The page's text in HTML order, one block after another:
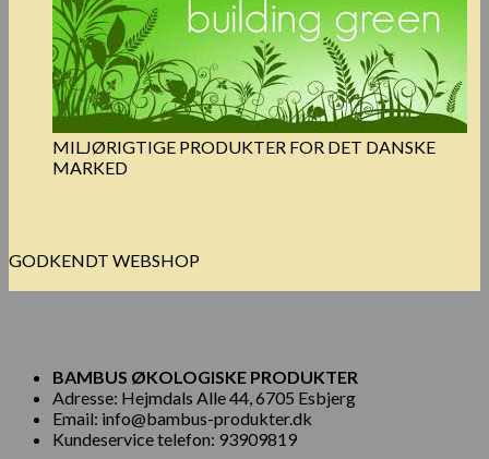
MILJØRIGTIGE PRODUKTER FOR DET DANSKE
MARKED
GODKENDT WEBSHOP
BAMBUS ØKOLOGISKE PRODUKTER
Adresse: Hejmdals Alle 44, 6705 Esbjerg
Email: info@bambus-produkter.dk
Kundeservice telefon: 93909819